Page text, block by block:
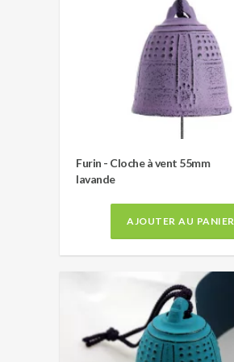
Furin - Cloche à vent 55mm
lavande
AJOUTER AU PANIER